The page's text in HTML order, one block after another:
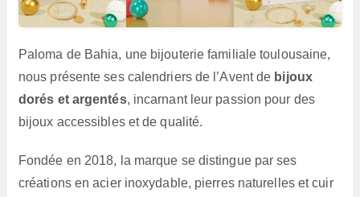
Paloma de Bahia, une bijouterie familiale toulousaine,
nous présente ses calendriers de l’Avent de bijoux
dorés et argentés, incarnant leur passion pour des
bijoux accessibles et de qualité.
Fondée en 2018, la marque se distingue par ses
créations en acier inoxydable, pierres naturelles et cuir